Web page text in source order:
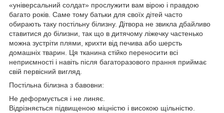
«універсальний солдат» прослужити вам вірою і правдою
багато років. Саме тому батьки для своїх дітей часто
обирають таку постільну білизну. Дітвора не звикла дбайливо
ставитися до білизни, так що в дитячому ліжечку частенько
можна зустріти плями, крихти від печива або шерсть
домашніх тварин. Ця тканина стійко переносити всі
неприємності і навіть після багаторазового прання приймає
свій первісний вигляд.
Постільна білизна з бавовни:
Не деформується і не линяє.
Відрізняється підвищеною міцністю і високою щільністю.